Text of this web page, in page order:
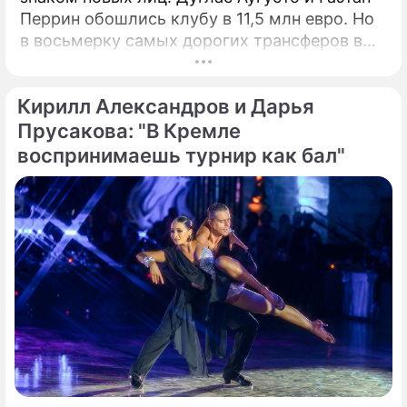
Перрин обошлись клубу в 11,5 млн евро. Но
в восьмерку самых дорогих трансферов в
истории "быков" эти сделки даже не попали.
действительно выкладывали внушительные
суммы.
Кирилл Александров и Дарья
Прусакова: "В Кремле
воспринимаешь турнир как бал"